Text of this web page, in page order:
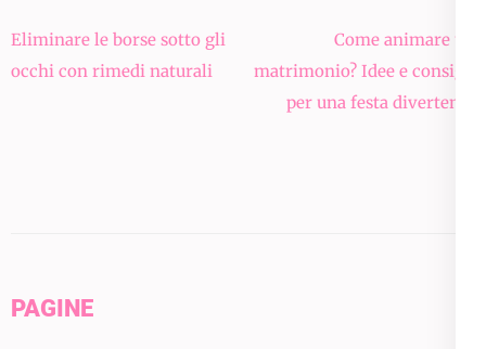
Navigazione
articoli
Eliminare le borse sotto gli
occhi con rimedi naturali
Come animare un
matrimonio? Idee e consigli
per una festa divertente
PAGINE